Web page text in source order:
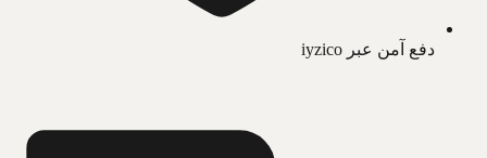
دفع آمن عبر iyzico